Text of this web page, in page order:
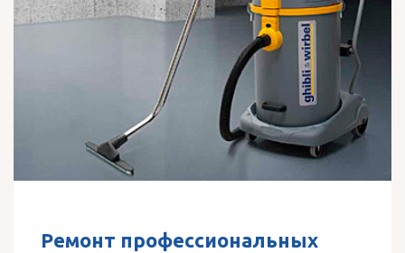
Ремонт профессиональных